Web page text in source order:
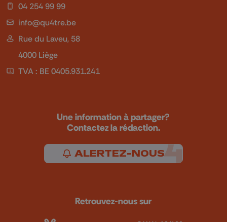
04 254 99 99
info@qu4tre.be
Rue du Laveu, 58
4000 Liège
TVA : BE 0405.931.241
Une information à partager?
Contactez la rédaction.
ALERTEZ-NOUS
Retrouvez-nous sur